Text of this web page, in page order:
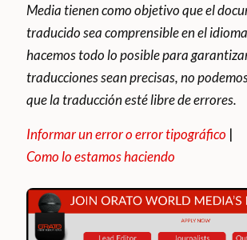
Media tienen como objetivo que el
traducido sea comprensible en el
hacemos todo lo posible para
traducciones sean precisas, no
que la traducción esté libre de errores.
Informar un error o error tipográfico |
Como lo estamos haciendo